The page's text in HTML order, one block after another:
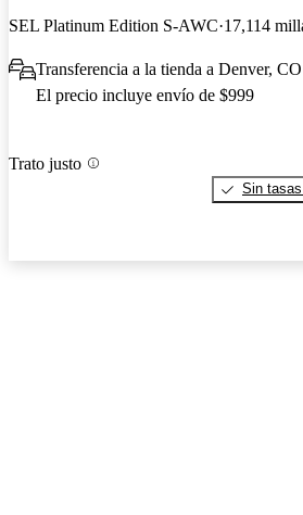
SEL Platinum Edition S-AWC 17,114
Transferencia a la tienda a Denver, CO
El precio incluye envío de $999
Trato justo
Sin